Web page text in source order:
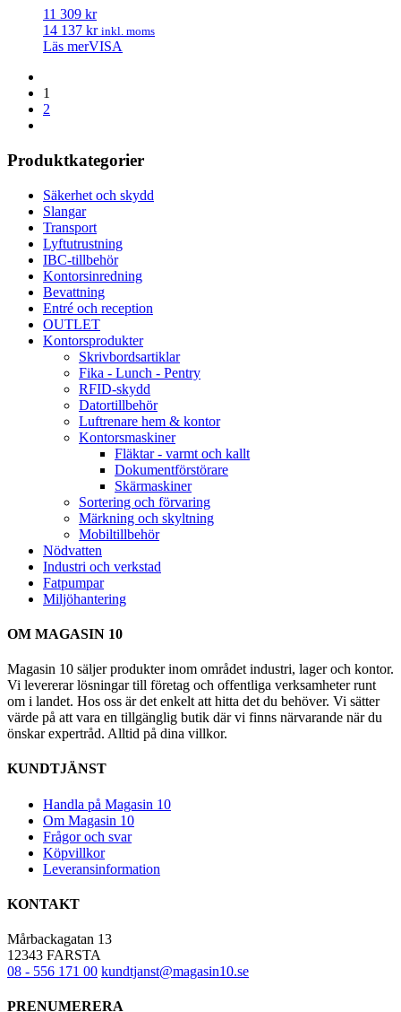
11 309 kr
14 137 kr inkl. moms
Läs merVISA
1
2
Produktkategorier
Säkerhet och skydd
Slangar
Transport
Lyftutrustning
IBC-tillbehör
Kontorsinredning
Bevattning
Entré och reception
OUTLET
Kontorsprodukter
Skrivbordsartiklar
Fika - Lunch - Pentry
RFID-skydd
Datortillbehör
Luftrenare hem & kontor
Kontorsmaskiner
Fläktar - varmt och kallt
Dokumentförstörare
Skärmaskiner
Sortering och förvaring
Märkning och skyltning
Mobiltillbehör
Nödvatten
Industri och verkstad
Fatpumpar
Miljöhantering
OM MAGASIN 10
Magasin 10 säljer produkter inom området industri, lager och kontor.
Vi levererar lösningar till företag och offentliga verksamheter runt
om i landet. Hos oss är det enkelt att hitta det du behöver. Vi sätter
värde på att vara en tillgänglig butik där vi finns närvarande när du
önskar expertråd. Alltid på dina villkor.
KUNDTJÄNST
Handla på Magasin 10
Om Magasin 10
Frågor och svar
Köpvillkor
Leveransinformation
KONTAKT
Mårbackagatan 13
12343 FARSTA
08 - 556 171 00 kundtjanst@magasin10.se
PRENUMERERA